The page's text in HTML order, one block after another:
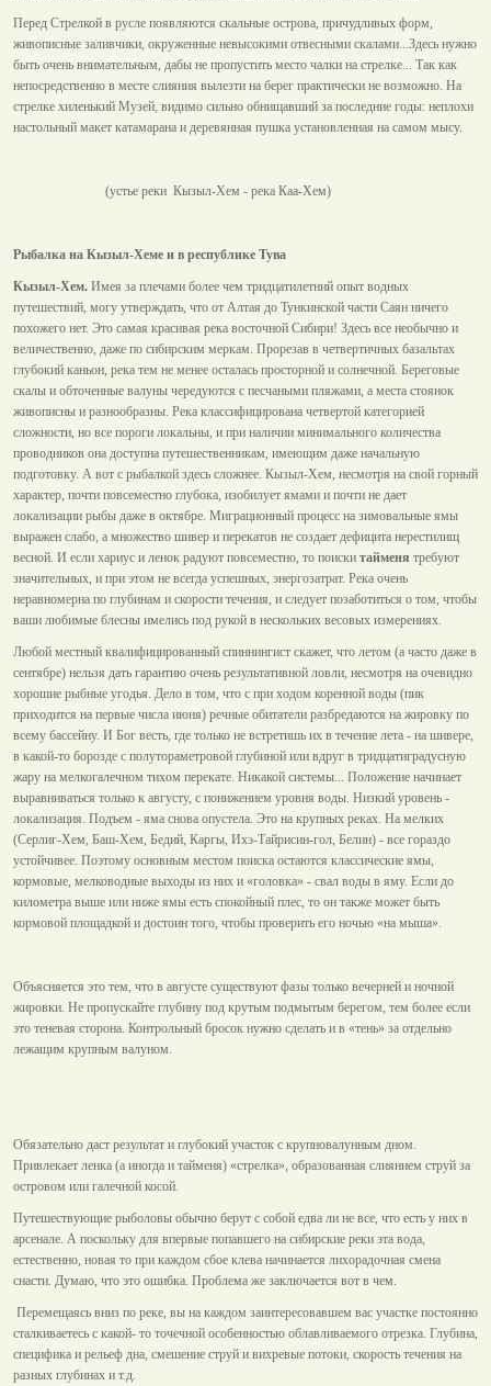
Перед Стрелкой в русле появляются скальные острова, причудливых форм,
живописные заливчики, окруженные невысокими отвесными скалами...Здесь нужно
быть очень внимательным, дабы не пропустить место чалки на стрелке... Так как
непосредственно в месте слияния вылезти на берег практически не возможно. На
стрелке хиленький Музей, видимо сильно обнищавший за последние годы: неплохи
настольный макет катамарана и деревянная пушка установленная на самом мысу.
(устье реки Кызыл-Хем - река Каа-Хем)
Рыбалка на Кызыл-Хеме и в республике Тува
Кызыл-Хем. Имея за плечами более чем тридцатилетний опыт водных
путешествий, могу утверждать, что от Алтая до Тункинской части Саян ничего
похожего нет. Это самая красивая река восточной Сибири! Здесь все необычно и
величественно, даже по сибирским меркам. Прорезав в четвертичных базальтах
глубокий каньон, река тем не менее осталась просторной и солнечной. Береговые
скалы и обточенные валуны чередуются с песчаными пляжами, а места стоянок
живописны и разнообразны. Река классифицирована четвертой категорией
сложности, но все пороги локальны, и при наличии минимального количества
проводников она доступна путешественникам, имеющим даже начальную
подготовку. А вот с рыбалкой здесь сложнее. Кызыл-Хем, несмотря на свой горный
характер, почти повсеместно глубока, изобилует ямами и почти не дает
локализации рыбы даже в октябре. Миграционный процесс на зимовальные ямы
выражен слабо, а множество шивер и перекатов не создает дефицита нерестилищ
весной. И если хариус и ленок радуют повсеместно, то поиски тайменя требуют
значительных, и при этом не всегда успешных, энергозатрат. Река очень
неравномерна по глубинам и скорости течения, и следует позаботиться о том, чтобы
ваши любимые блесны имелись под рукой в нескольких весовых измерениях.
Любой местный квалифицированный спиннингист скажет, что летом (а часто даже в
сентябре) нельзя дать гарантию очень результативной ловли, несмотря на очевидно
хорошие рыбные угодья. Дело в том, что с при ходом коренной воды (пик
приходится на первые числа июня) речные обитатели разбредаются на жировку по
всему бассейну. И Бог весть, где только не встретишь их в течение лета - на шивере,
в какой-то борозде с полутораметровой глубиной или вдруг в тридцатиградусную
жару на мелкогалечном тихом перекате. Никакой системы... Положение начинает
выравниваться только к августу, с понижением уровня воды. Низкий уровень -
локализация. Подъем - яма снова опустела. Это на крупных реках. На мелких
(Серлиг-Хем, Баш-Хем, Бедий, Каргы, Ихэ-Тайрисин-гол, Белин) - все гораздо
устойчивее. Поэтому основным местом поиска остаются классические ямы,
кормовые, мелководные выходы из них и «головка» - свал воды в яму. Если до
километра выше или ниже ямы есть спокойный плес, то он также может быть
кормовой площадкой и достоин того, чтобы проверить его ночью «на мыша».
Объясняется это тем, что в августе существуют фазы только вечерней и ночной
жировки. Не пропускайте глубину под крутым подмытым берегом, тем более если
это теневая сторона. Контрольный бросок нужно сделать и в «тень» за отдельно
лежащим крупным валуном.
Обязательно даст результат и глубокий участок с крупновалунным дном.
Привлекает ленка (а иногда и тайменя) «стрелка», образованная слиянием струй за
островом или галечной косой.
Путешествующие рыболовы обычно берут с собой едва ли не все, что есть у них в
арсенале. А поскольку для впервые попавшего на сибирские реки эта вода,
естественно, новая то при каждом сбое клева начинается лихорадочная смена
снасти. Думаю, что это ошибка. Проблема же заключается вот в чем.
Перемещаясь вниз по реке, вы на каждом заинтересовавшем вас участке постоянно
сталкиваетесь с какой- то точечной особенностью облавливаемого отрезка. Глубина,
специфика и рельеф дна, смешение струй и вихревые потоки, скорость течения на
разных глубинах и т.д.